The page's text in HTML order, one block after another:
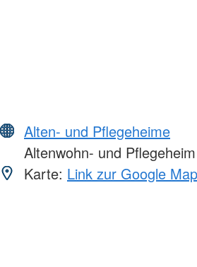
Alten- und Pflegeheime
Altenwohn- und
Karte: Link zur Google